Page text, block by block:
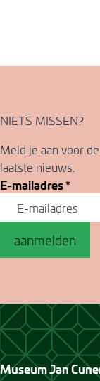
NIETS MISSEN?
Meld je aan voor
laatste nieuws.
E-mailadres*
aanmelden
Museum Jan